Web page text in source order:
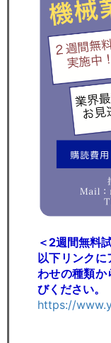
＜2週間無料
以下リンクに
わせの種類か
びください。
https://